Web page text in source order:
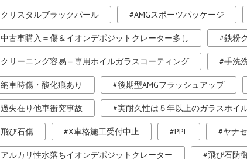
クリスタルブラックパール AMGスポーツパッケージ
中古車購入＝傷＆イオンデポジットクレーター多し 鉄粉
クリーニング容易＝専用ホイルガラスコーティング 手洗
納車時傷・酸化痕あり 後期型AMGフラッシュアップ
過失在り他車衝突事故 実耐久性は５年以上のガラスホイ
飛び石傷 X車格施工受付中止 PPF ヤナ
アルカリ性水落ちイオンデポジットクレーター 飛び石防